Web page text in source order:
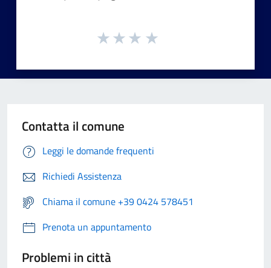
Contatta il comune
Leggi le domande frequenti
Richiedi Assistenza
Chiama il comune +39 0424 578451
Prenota un appuntamento
Problemi in città